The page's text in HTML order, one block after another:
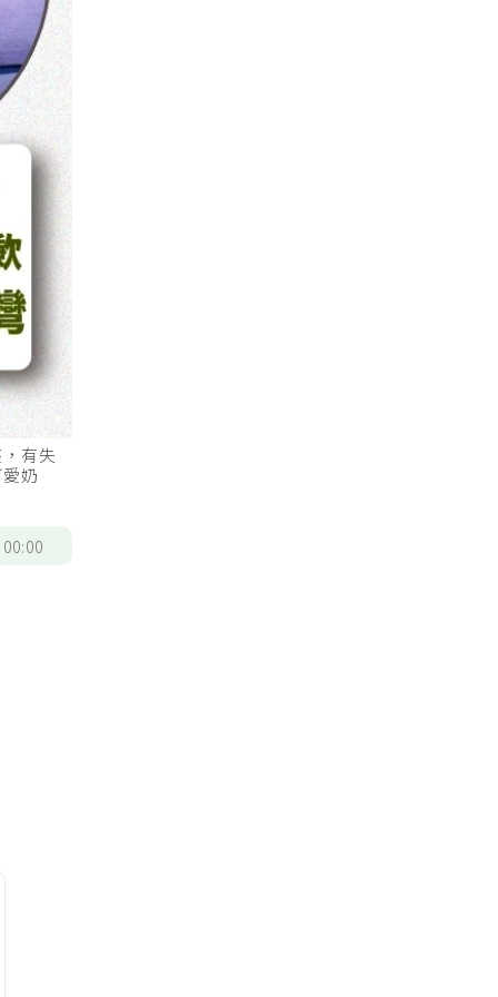
有失
奶
00:00